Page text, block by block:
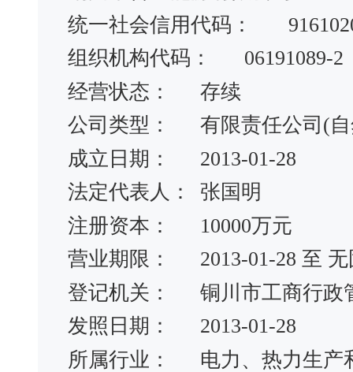
统一社会信用代码：
组织机构代码：
06191089-2
经营状态：
存续
公司类型：
有限责任公司(
成立日期：
2013-01-28
法定代表人：
张国明
注册资本：
10000万元
营业期限：
2013-01-28 至
登记机关：
铜川市工商行政
发照日期：
2013-01-28
所属行业：
电力、热力生产